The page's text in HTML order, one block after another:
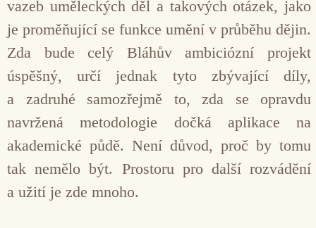
vazeb uměleckých děl a takových otázek, jako
je proměňující se funkce umění v průběhu dějin.
Zda bude celý Bláhův ambiciózní projekt
úspěšný, určí jednak tyto zbývající díly,
a zadruhé samozřejmě to, zda se opravdu
navržená metodologie dočká aplikace na
akademické půdě. Není důvod, proč by tomu
tak nemělo být. Prostoru pro další rozvádění
a užití je zde mnoho.